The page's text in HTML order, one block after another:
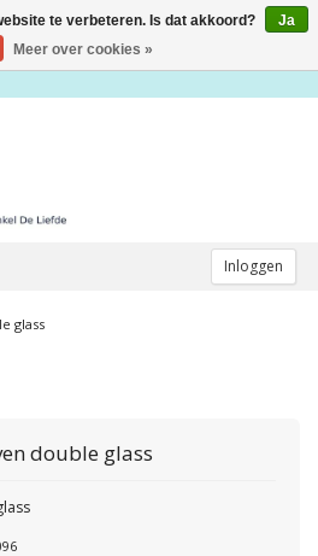
Inloggen
glass
double glass
te verbeteren. Is dat akkoord?
Ja
Meer over cookies »